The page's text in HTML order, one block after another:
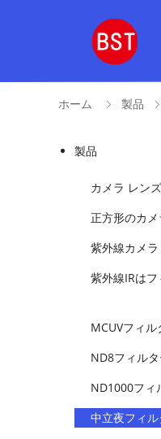
ホーム 製品
製品
カメラ レン
正方形のカ
紫外線カメ
紫外線IRは
MCUVフィル
ND8フィル
ND1000フィ
中立夜フィル